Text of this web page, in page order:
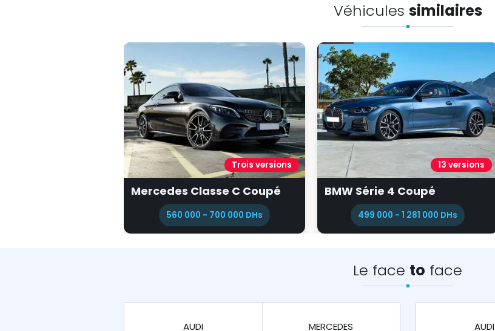
Véhicules similaires
Trois versions
Mercedes Classe C Coupé
560 000 - 700 000 DHs
13 versions
BMW Série 4 Coupé
499 000 - 1 281 000 DHs
Le face to face
AUDI MERCEDES AUDI